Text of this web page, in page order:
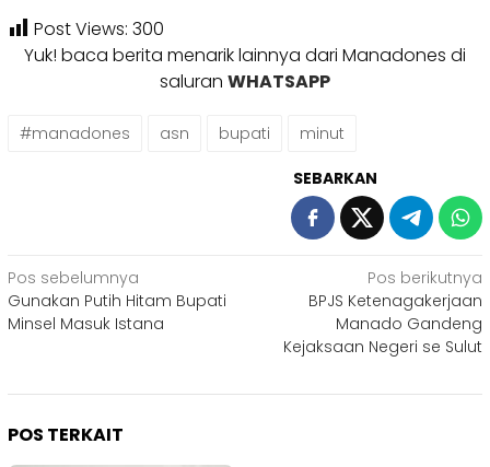
Post Views: 300
Yuk! baca berita menarik lainnya dari Manadones di
saluran WHATSAPP
#manadones asn bupati minut
SEBARKAN
Navigasi
pos
Pos sebelumnya
Gunakan Putih Hitam Bupati
Minsel Masuk Istana
Pos berikutnya
BPJS Ketenagakerjaan
Manado Gandeng
Kejaksaan Negeri se Sulut
POS TERKAIT